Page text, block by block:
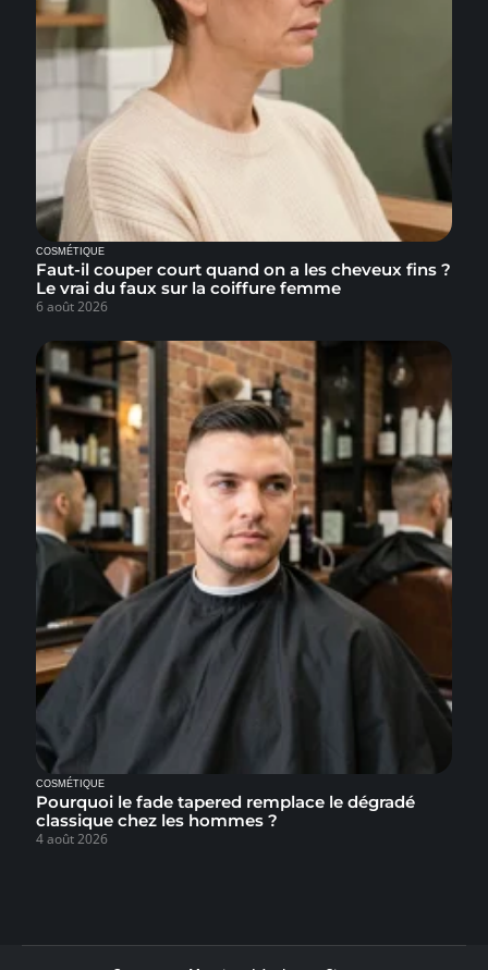
COSMÉTIQUE
Faut-il couper court quand on a les cheveux fins ?
Le vrai du faux sur la coiffure femme
6 août 2026
COSMÉTIQUE
Pourquoi le fade tapered remplace le dégradé
classique chez les hommes ?
4 août 2026